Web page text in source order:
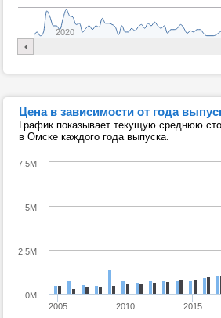
2020
Цена в зависимости от года
График показывает текущую среднюю
в Омске каждого года выпуска.
2005 2010 2015
0M
2.5M
5M
7.5M